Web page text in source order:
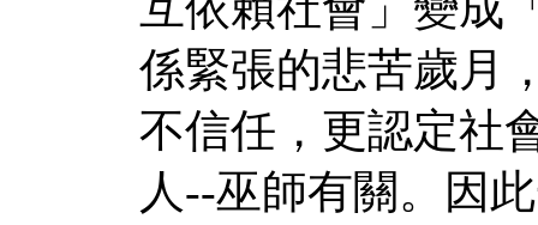
係緊張的悲苦歲月
不信任，更認定社
人--巫師有關。因